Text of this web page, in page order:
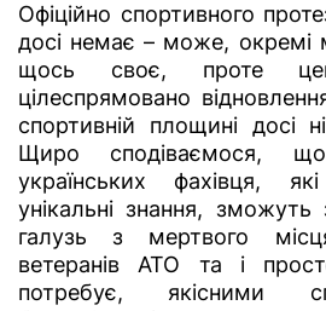
Офіційно спортивного
досі немає – може, окремі
щось своє, проте
цілеспрямовано
спортивній площині досі
Щиро сподіваємося,
українських фахівця,
унікальні знання,
галузь з мертвого
ветеранів АТО та і
потребує, якісними